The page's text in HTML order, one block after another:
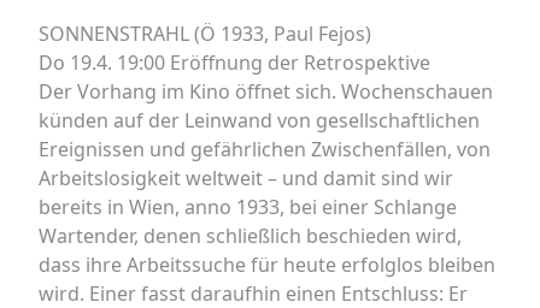
SONNENSTRAHL (Ö 1933, Paul Fejos)
Do 19.4. 19:00 Eröffnung der Retrospektive
Der Vorhang im Kino öffnet sich. Wochenschauen
künden auf der Leinwand von gesellschaftlichen
Ereignissen und gefährlichen Zwischenfällen, von
Arbeitslosigkeit weltweit – und damit sind wir
bereits in Wien, anno 1933, bei einer Schlange
Wartender, denen schließlich beschieden wird,
dass ihre Arbeitssuche für heute erfolglos bleiben
wird. Einer fasst daraufhin einen Entschluss: Er